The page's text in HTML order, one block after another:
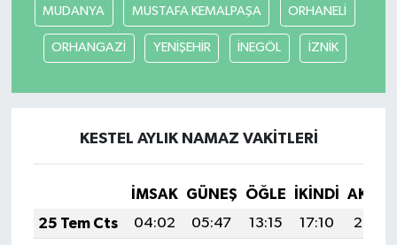
MUDANYA MUSTAFA KEMALPAŞA ORHANELİ
ORHANGAZİ YENİŞEHİR İNEGÖL İZNİK
KESTEL AYLIK NAMAZ VAKITLERI
İMSAK GÜNEŞ ÖĞLE İKINDI
25 Tem Cts
04:02 05:47 13:15 17:10
20:32